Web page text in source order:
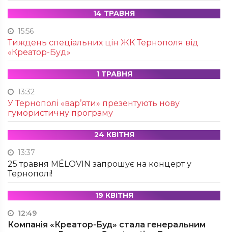
14 ТРАВНЯ
15:56
Тиждень спеціальних цін ЖК Тернополя від
«Креатор-Буд»
1 ТРАВНЯ
13:32
У Тернополі «вар’яти» презентують нову
гумористичну програму
24 КВІТНЯ
13:37
25 травня MÉLOVIN запрошує на концерт у
Тернополі!
19 КВІТНЯ
12:49
Компанія «Креатор-Буд» стала генеральним